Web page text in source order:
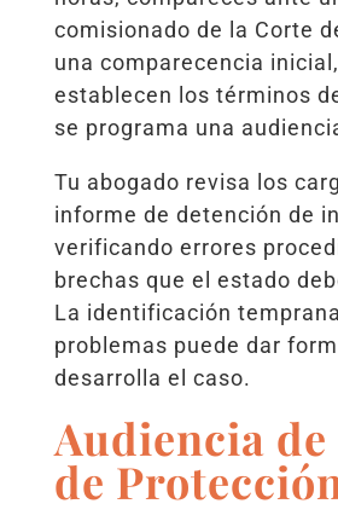
comisionado de la Corte
una comparecencia
establecen los términos
se programa una
Tu abogado revisa los
informe de detención de
verificando errores
brechas que el estado
La identificación
problemas puede dar
desarrolla el caso.
Audiencia
de